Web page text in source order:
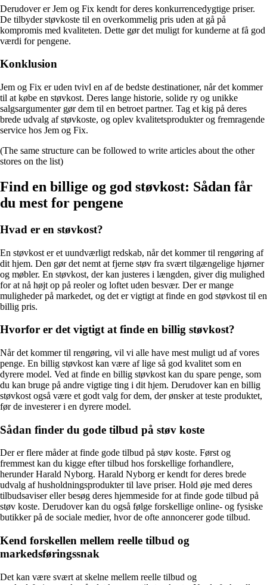
Derudover er Jem og Fix kendt for deres konkurrencedygtige priser.
De tilbyder støvkoste til en overkommelig pris uden at gå på
kompromis med kvaliteten. Dette gør det muligt for kunderne at få god
værdi for pengene.
Konklusion
Jem og Fix er uden tvivl en af de bedste destinationer, når det kommer
til at købe en støvkost. Deres lange historie, solide ry og unikke
salgsargumenter gør dem til en betroet partner. Tag et kig på deres
brede udvalg af støvkoste, og oplev kvalitetsprodukter og fremragende
service hos Jem og Fix.
(The same structure can be followed to write articles about the other
stores on the list)
Find en billige og god støvkost: Sådan får
du mest for pengene
Hvad er en støvkost?
En støvkost er et uundværligt redskab, når det kommer til rengøring af
dit hjem. Den gør det nemt at fjerne støv fra svært tilgængelige hjørner
og møbler. En støvkost, der kan justeres i længden, giver dig mulighed
for at nå højt op på reoler og loftet uden besvær. Der er mange
muligheder på markedet, og det er vigtigt at finde en god støvkost til en
billig pris.
Hvorfor er det vigtigt at finde en billig støvkost?
Når det kommer til rengøring, vil vi alle have mest muligt ud af vores
penge. En billig støvkost kan være af lige så god kvalitet som en
dyrere model. Ved at finde en billig støvkost kan du spare penge, som
du kan bruge på andre vigtige ting i dit hjem. Derudover kan en billig
støvkost også være et godt valg for dem, der ønsker at teste produktet,
før de investerer i en dyrere model.
Sådan finder du gode tilbud på støv koste
Der er flere måder at finde gode tilbud på støv koste. Først og
fremmest kan du kigge efter tilbud hos forskellige forhandlere,
herunder Harald Nyborg. Harald Nyborg er kendt for deres brede
udvalg af husholdningsprodukter til lave priser. Hold øje med deres
tilbudsaviser eller besøg deres hjemmeside for at finde gode tilbud på
støv koste. Derudover kan du også følge forskellige online- og fysiske
butikker på de sociale medier, hvor de ofte annoncerer gode tilbud.
Kend forskellen mellem reelle tilbud og
markedsføringssnak
Det kan være svært at skelne mellem reelle tilbud og